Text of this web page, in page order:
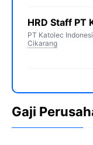
HRD Staff PT
PT Katolec
Cikarang
Gaji